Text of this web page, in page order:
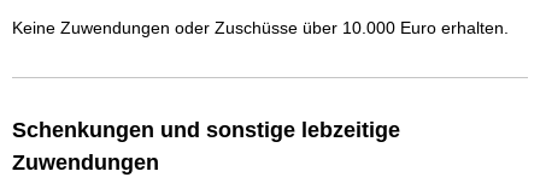
Keine Zuwendungen oder Zuschüsse über 10.000 Euro erhalten.
Schenkungen und sonstige lebzeitige
Zuwendungen